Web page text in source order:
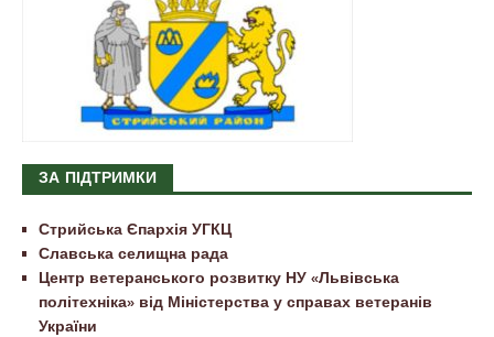
ЗА ПІДТРИМКИ
Стрийська Єпархія УГКЦ
Славська селищна рада
Центр ветеранського розвитку НУ «Львівська
політехніка» від Міністерства у справах ветеранів
України